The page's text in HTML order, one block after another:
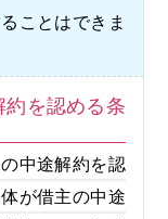
ことはできま
約を認める条
中途解約を認
が借主の中途